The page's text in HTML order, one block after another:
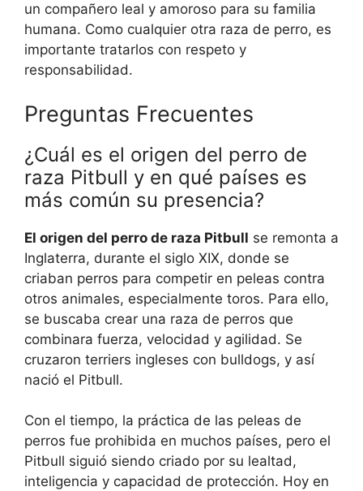
un compañero leal y amoroso para su familia
humana. Como cualquier otra raza de perro, es
importante tratarlos con respeto y
responsabilidad.
Preguntas Frecuentes
¿Cuál es el origen del perro de
raza Pitbull y en qué países es
más común su presencia?
El origen del perro de raza Pitbull se remonta a
Inglaterra, durante el siglo XIX, donde se
criaban perros para competir en peleas contra
otros animales, especialmente toros. Para ello,
se buscaba crear una raza de perros que
combinara fuerza, velocidad y agilidad. Se
cruzaron terriers ingleses con bulldogs, y así
nació el Pitbull.
Con el tiempo, la práctica de las peleas de
perros fue prohibida en muchos países, pero el
Pitbull siguió siendo criado por su lealtad,
inteligencia y capacidad de protección. Hoy en